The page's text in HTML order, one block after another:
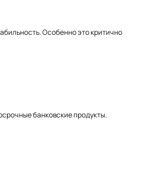
Особенно это критично
банковские продукты.